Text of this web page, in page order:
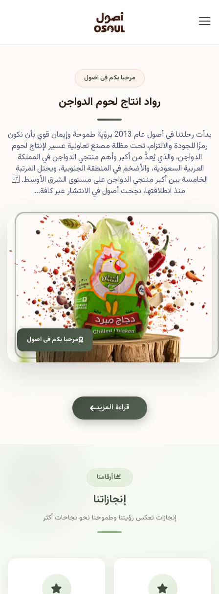
مرحبا بكم فى اصول
مرحبا بكم فى اصول
رواد انتاج لحوم الدواجن
بدأت رحلتنا في أصول عام 2013 برؤية طموحة وإيمان قوي بأن نكون
رمزًا للجودة والالتزام، تحت مظلة مصنع تعاونية عسير لإنتاج لحوم
الدواجن، والذي يُعدُّ من أكبر وأهم منتجي الدواجن في المملكة
العربية السعودية، والأضخم في المنطقة الجنوبية، ويحتل المرتبة
الخامسة بين أكبر منتجي الدواجن على مستوى الشرق الأوسط.
منذ انطلاقتها، نجحت أصول في الانتشار عبر كافة...
قراءة المزيد
أرقامنا
إنجازاتنا
إنجازات تعكس رؤيتنا وطموحنا نحو نجاحات أكثر